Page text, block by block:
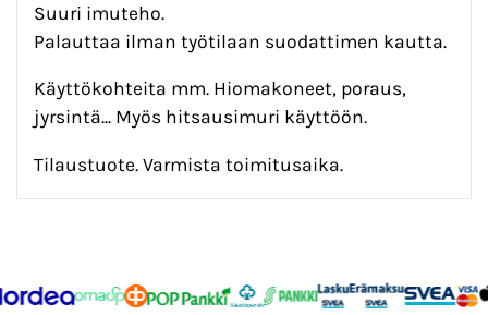
Suuri imuteho.
Palauttaa ilman työtilaan suodattimen kautta.
Käyttökohteita mm. Hiomakoneet, poraus,
jyrsintä... Myös hitsausimuri käyttöön.
Tilaustuote. Varmista toimitusaika.